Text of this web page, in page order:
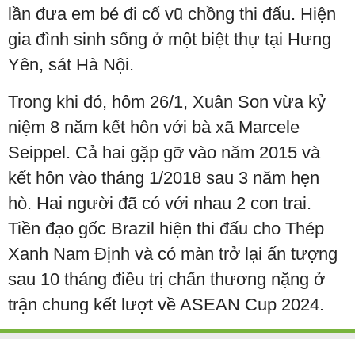
lần đưa em bé đi cổ vũ chồng thi đấu. Hiện
gia đình sinh sống ở một biệt thự tại Hưng
Yên, sát Hà Nội.
Trong khi đó, hôm 26/1, Xuân Son vừa kỷ
niệm 8 năm kết hôn với bà xã Marcele
Seippel. Cả hai gặp gỡ vào năm 2015 và
kết hôn vào tháng 1/2018 sau 3 năm hẹn
hò. Hai người đã có với nhau 2 con trai.
Tiền đạo gốc Brazil hiện thi đấu cho Thép
Xanh Nam Định và có màn trở lại ấn tượng
sau 10 tháng điều trị chấn thương nặng ở
trận chung kết lượt về ASEAN Cup 2024.